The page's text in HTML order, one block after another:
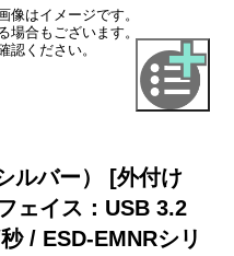
像はイメージです。
場合もございます。
認ください。
ルバー） [外付け
ェイス：USB 3.2
/ ESD-EMNRシリ